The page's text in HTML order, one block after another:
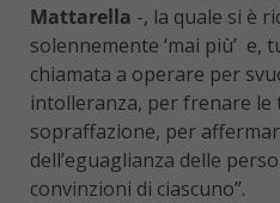
Mattarella -, la quale si è
solennemente ‘mai più’ e,
chiamata a operare per
intolleranza, per frenare le
sopraffazione, per
dell’eguaglianza delle
convinzioni di ciascuno”.